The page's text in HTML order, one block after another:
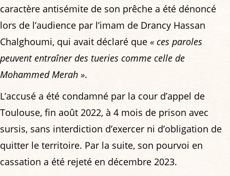
caractère antisémite de son prêche a été dénoncé
lors de l’audience par l’imam de Drancy Hassan
Chalghoumi, qui avait déclaré que « ces paroles
peuvent entraîner des tueries comme celle de
Mohammed Merah ».
L’accusé a été condamné par la cour d’appel de
Toulouse, fin août 2022, à 4 mois de prison avec
sursis, sans interdiction d’exercer ni d’obligation de
quitter le territoire. Par la suite, son pourvoi en
cassation a été rejeté en décembre 2023.